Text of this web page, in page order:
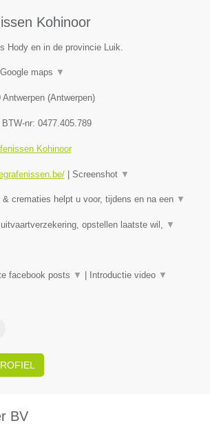
Kohinoor
Hody en in de provincie Luik.
Google maps ▼
Antwerpen(Antwerpen)
nr: 0477.405.789
Kohinoor
| Screenshot ▼
& crematies helpt u voor, tijdens en na een ▼
opstellen laatste wil, ▼
facebook posts ▼ Introductie video ▼
BV